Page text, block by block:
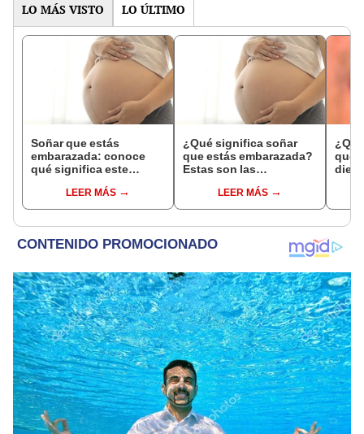
LO MÁS VISTO LO ÚLTIMO
Soñar que estás
embarazada: conoce
qué significa este
LEER MÁS
¿Qué significa soñar
que estás embarazada?
Estas son las
comunesLEER MÁS
que